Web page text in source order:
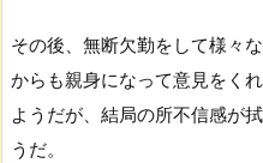
その後、無断欠勤をして様々
からも親身になって意見をく
ようだが、結局の所不信感が
うだ。